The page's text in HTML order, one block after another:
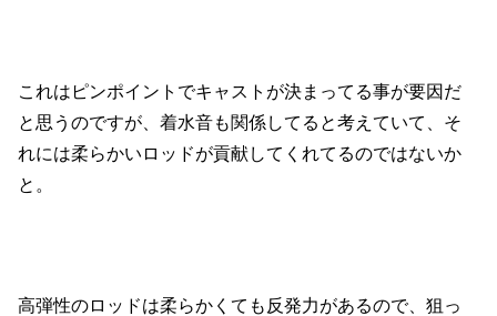
これはピンポイントでキャストが決まってる事が要因だ
と思うのですが、着水音も関係してると考えていて、そ
れには柔らかいロッドが貢献してくれてるのではないか
と。
高弾性のロッドは柔らかくても反発力があるので、狙っ